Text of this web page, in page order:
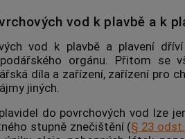
vod k plavbě a k
vod k plavbě a plavení
orgánu. Přitom se
díla a zařízení, zařízení pro
jiných.
do povrchových vod lze
stupně znečištění (§ 23